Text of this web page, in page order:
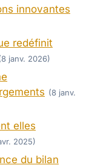
innovantes
redéfinit
janv. 2026)
(8 janv.
elles
2025)
du bilan